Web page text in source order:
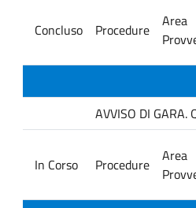
Concluso Procedure
Area
AVVISO DI
In Corso Procedure
Area